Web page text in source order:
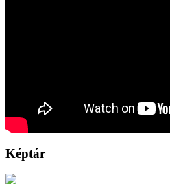
Képtár